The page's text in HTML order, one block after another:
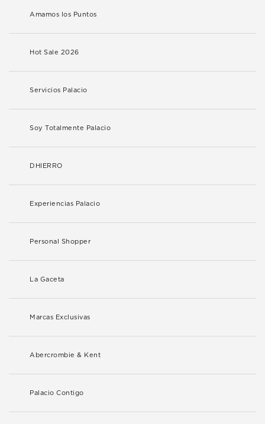
Amamos los Puntos
Hot Sale 2026
Servicios Palacio
Soy Totalmente Palacio
DHIERRO
Experiencias Palacio
Personal Shopper
La Gaceta
Marcas Exclusivas
Abercrombie & Kent
Palacio Contigo